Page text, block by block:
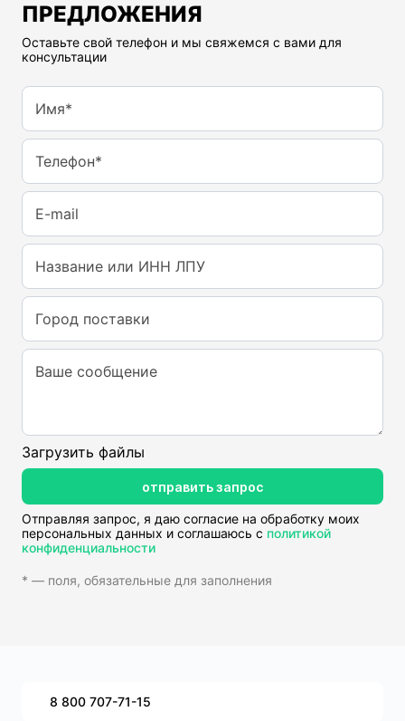
ПРЕДЛОЖЕНИЯ
Оставьте свой телефон и мы свяжемся с вами для
консультации
Имя*
Телефон*
E-mail
Название или ИНН ЛПУ
Город поставки
Ваше сообщение
Загрузить файлы
отправить запрос
Отправляя запрос, я даю согласие на обработку моих
персональных данных и соглашаюсь с политикой
конфиденциальности
* — поля, обязательные для заполнения
8 800 707-71-15